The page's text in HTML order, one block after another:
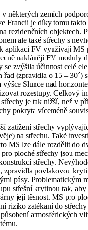
některých zemích
Francii je díky tomu takto
rezidenčních objektech.
ale také střechy s
aplikaci FV využívají MS
naklánějí FV moduly
se zvýšila účinnost celé
(zpravidla o 15 – 30´)
Slunce nad
rozestupy. Celkový
je tak nižší, než v
pokryta víceméně
zatížení střechy
na střechu. Také
MS lze dále rozdělit do
ploché střechy jsou
střechy.
zpravidla povlakovou
pásy. Problematickým
střešní krytinou tak, aby
její těsnost. MS pro
riziko zatékaní do
atmosférických